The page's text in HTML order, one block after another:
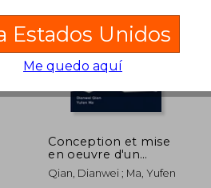
Conception et mise
en oeuvre d'un
système de prévision
de la vitesse du vent
Qian, Dianwei ; Ma, Yufen
Estados Unidos
Me quedo aquí